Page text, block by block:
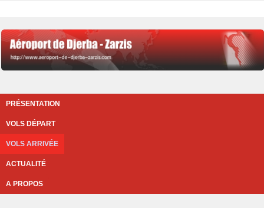
PRÉSENTATION
VOLS DÉPART
VOLS ARRIVÉE
ACTUALITÉ
A PROPOS